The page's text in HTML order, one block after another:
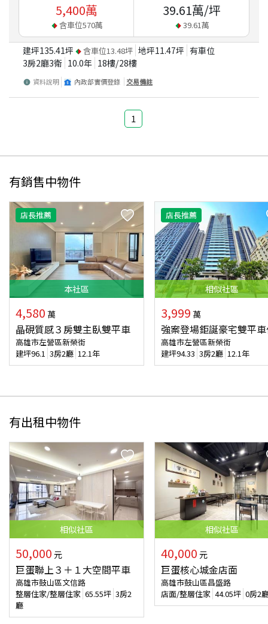
5,400萬
含車位570萬
39.61萬/坪
39.61萬
建坪135.41坪 含車位13.48坪 地坪11.47坪 有車位
3房2廳3衛 10.0年 18樓/28樓
資料說明 內政部實價登錄 交易備註
1
有銷售中物件
店長推薦
本社區
4,580 萬
晶硯質感３房雙主臥雙平車
高雄市左營區新榮街
建坪96.1 3房2廳 12.1年
店長推薦
相似社區
3,999 萬
強案登場鉅誕豪宅雙平
高雄市左營區新榮街
建坪94.33 3房2廳 12.1年
有出租中物件
相似社區
50,000 元
巨蛋聯上３＋１大空間平車
高雄市鼓山區文信路
整層住家/整層住家 65.55坪 3房2
廳
相似社區
40,000 元
巨蛋核心城金店面
高雄市鼓山區昌盛路
店面/整層住家 44.05坪 0房2